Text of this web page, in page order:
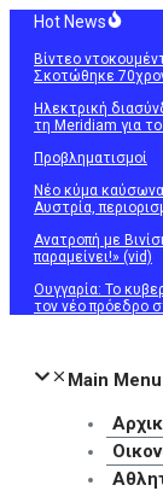
Μετάβαση
περιεχόμενο
Hot News
Βίντεο
Σκοτώθηκε
Ηλεκτρική
τη Meridiam για το
Προβληματισμοί
Νέο κύμα
Αυστρία,
Ανατροπή με
παραμείνει!» (vid)
Ουγγαρία: Το
τον νέο πρόεδρο
Main Menu